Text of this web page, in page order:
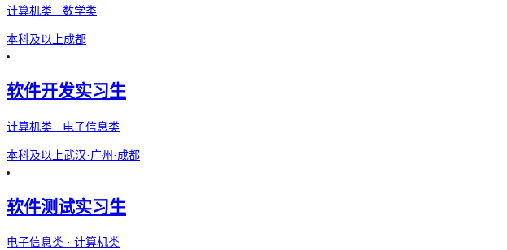
计算机类 · 数学类
本科及以上成都
软件开发实习生
计算机类 · 电子信息类
本科及以上武汉·广州·成都
软件测试实习生
电子信息类 · 计算机类